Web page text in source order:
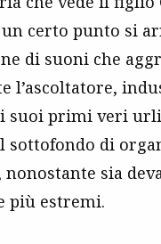
certo punto si
di suoni che
l’ascoltatore,
suoi primi veri
di
sia
più estremi.